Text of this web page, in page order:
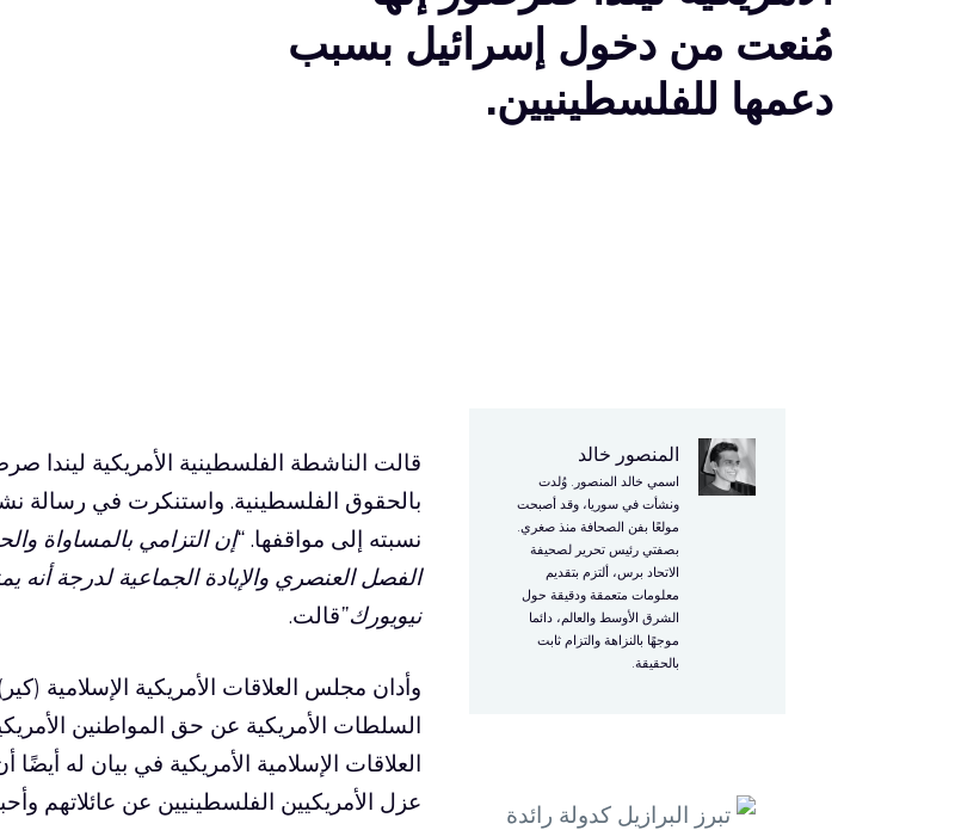
مُنعت من دخول إسرائيل بسبب
دعمها للفلسطينيين.
قالت الناشطة الفلسطينية الأمريكية ليندا
بالحقوق الفلسطينية. واستنكرت في رسالة
نسبته إلى مواقفها. “إن التزامي بالمساواة
الفصل العنصري والإبادة الجماعية لدرجة
نيويورك”قالت.
وأدان مجلس العلاقات الأمريكية الإسلامية
السلطات الأمريكية عن حق المواطنين
العلاقات الإسلامية الأمريكية في بيان له
عزل الأمريكيين الفلسطينيين عن عائلاتهم
المنصور خالد
اسمي خالد المنصور. وُلدت
ونشأت في سوريا، وقد أصبحت
مولعًا بفن الصحافة منذ صغري.
بصفتي رئيس تحرير لصحيفة
الاتحاد برس، ألتزم بتقديم
معلومات متعمقة ودقيقة حول
الشرق الأوسط والعالم، دائما
موجهًا بالنزاهة والتزام ثابت
بالحقيقة.